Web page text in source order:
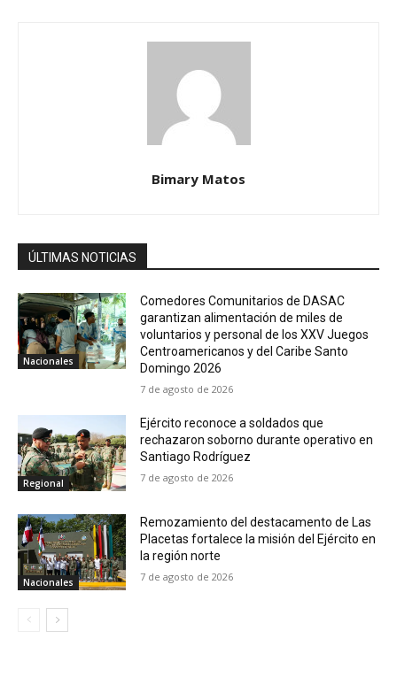
Bimary Matos
ÚLTIMAS NOTICIAS
Nacionales
Comedores Comunitarios de DASAC
garantizan alimentación de miles de
voluntarios y personal de los XXV Juegos
Centroamericanos y del Caribe Santo
Domingo 2026
7 de agosto de 2026
Regional
Ejército reconoce a soldados que
rechazaron soborno durante operativo en
Santiago Rodríguez
7 de agosto de 2026
Nacionales
Remozamiento del destacamento de Las
Placetas fortalece la misión del Ejército en
la región norte
7 de agosto de 2026